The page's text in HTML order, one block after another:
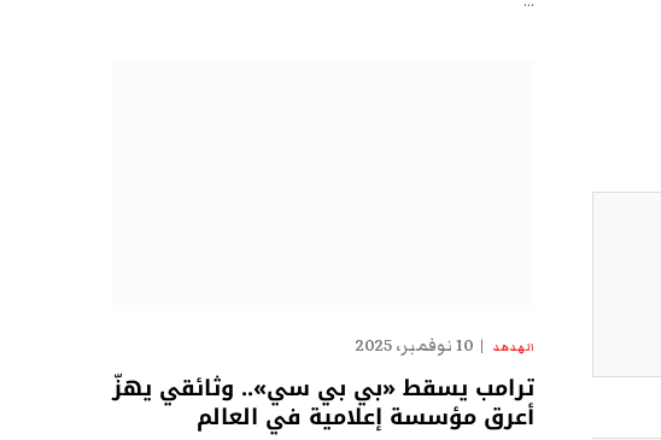
الهدهد 10 نوفمبر، 2025
ترامب يسقط «بي بي سي».. وثائقي يهزّ
أعرق مؤسسة إعلامية في العالم